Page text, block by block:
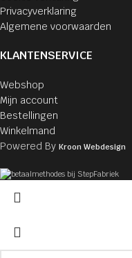
Privacyverklaring
Algemene voorwaarden
KLANTENSERVICE
Webshop
Mijn account
Bestellingen
Winkelmand
Powered By Kroon Webdesign